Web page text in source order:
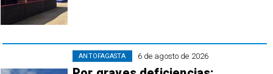
6 de agosto de 2026
ANTOFAGASTA